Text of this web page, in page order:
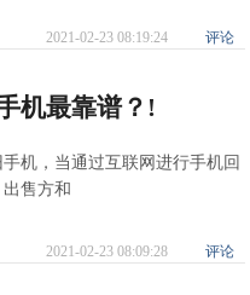
2021-02-23 08:19:24 评论
机最靠谱？!
机，当通过互联网进行手机回
售方和
2021-02-23 08:09:28 评论